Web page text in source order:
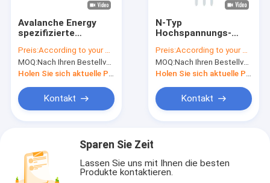
Avalanche Energy
spezifizierte
MOSFET TO-251 für
Umrichter
Preis:According to your order requirement
MOQ:Nach Ihren Bestellvorgaben
Holen Sie sich aktuelle Preis
Kontakt
N-Typ
Hochspannungs-
Audiogeräte
Preis:According to your order requirement
MOQ:Nach Ihren Bestellvorgaben
Holen Sie sich aktuelle Preis
Kontakt
Sparen Sie Zeit
Lassen Sie uns mit Ihnen die besten
Produkte kontaktieren.